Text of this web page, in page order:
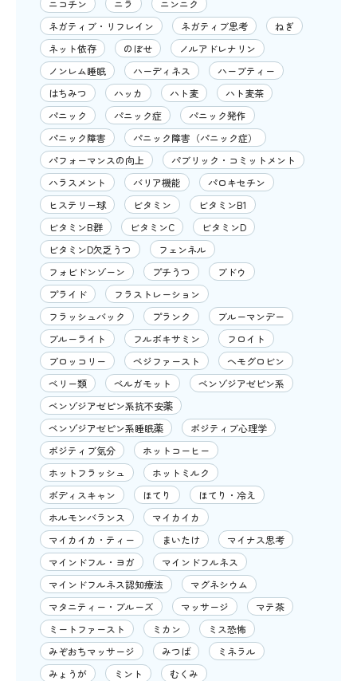
ニコチン ニラ
ニンニク
ネガティブ・リフレイン
ネガティブ思考
ねぎ
ネット依存
のぼせ
ノルアドレナリン
ノンレム睡眠
ハーディネス
ハーブティー
はちみつ
ハッカ ハト麦
ハト麦茶
パニック
パニック症
パニック発作
パニック障害
パニック障害（パニック症）
パフォーマンスの向上
パブリック・コミットメント
ハラスメント
バリア機能
パロキセチン
ヒステリー球
ビタミン
ビタミンB1
ビタミンB群
ビタミンC
ビタミンD
ビタミンD欠乏うつ
フェンネル
フォビドンゾーン
プチうつ
ブドウ
プライド
フラストレーション
フラッシュバック
プランク
ブルーマンデー
ブルーライト
フルボキサミン
フロイト
ブロッコリー
ベジファースト
ヘモグロビン
ベリー類
ベルガモット
ベンゾジアゼピン系
ベンゾジアゼピン系抗不安薬
ベンゾジアゼピン系睡眠薬
ポジティブ心理学
ポジティブ気分
ホットコーヒー
ホットフラッシュ
ホットミルク
ボディスキャン
ほてり
ほてり・冷え
ホルモンバランス
マイカイカ
マイカイカ・ティー
まいたけ
マイナス思考
マインドフル・ヨガ
マインドフルネス
マインドフルネス認知療法
マグネシウム
マタニティー・ブルーズ
マッサージ
マテ茶
ミートファースト
ミカン
ミス恐怖
みぞおちマッサージ
みつば
ミネラル
みょうが
ミント
むくみ